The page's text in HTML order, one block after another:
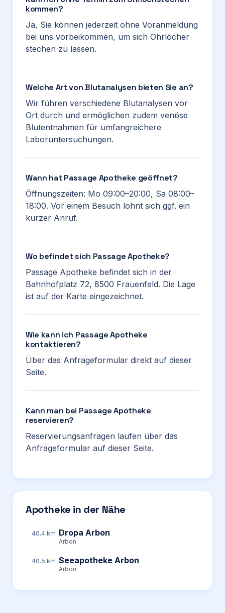
kommen?
Ja, Sie können jederzeit ohne Voranmeldung
bei uns vorbeikommen, um sich Ohrlöcher
stechen zu lassen.
Welche Art von Blutanalysen bieten Sie an?
Wir führen verschiedene Blutanalysen vor
Ort durch und ermöglichen zudem venöse
Blutentnahmen für umfangreichere
Laboruntersuchungen.
Wann hat Passage Apotheke geöffnet?
Öffnungszeiten: Mo 09:00–20:00, Sa 08:00–
18:00. Vor einem Besuch lohnt sich ggf. ein
kurzer Anruf.
Wo befindet sich Passage Apotheke?
Passage Apotheke befindet sich in der
Bahnhofplatz 72, 8500 Frauenfeld. Die Lage
ist auf der Karte eingezeichnet.
Wie kann ich Passage Apotheke
kontaktieren?
Über das Anfrageformular direkt auf dieser
Seite.
Kann man bei Passage Apotheke
reservieren?
Reservierungsanfragen laufen über das
Anfrageformular auf dieser Seite.
Apotheke in der Nähe
40.4 km Dropa Arbon
Arbon
40.5 km Seeapotheke Arbon
Arbon